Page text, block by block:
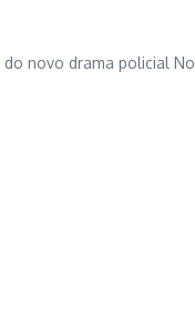
novo drama policial